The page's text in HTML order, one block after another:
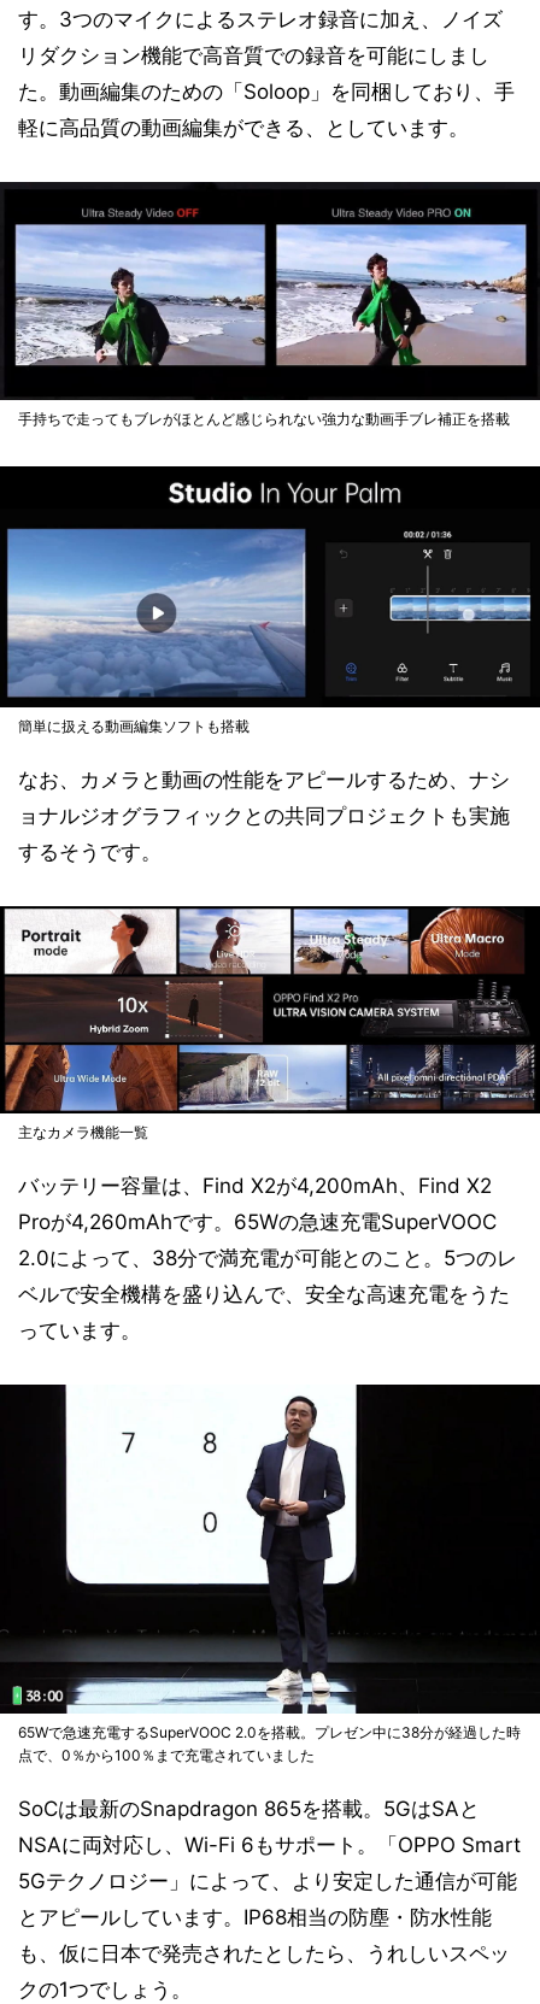
す。3つのマイクによるステレオ録音に加え、ノイズ
リダクション機能で高音質での録音を可能にしまし
た。動画編集のための「Soloop」を同梱しており、手
軽に高品質の動画編集ができる、としています。
手持ちで走ってもブレがほとんど感じられない強力な動画手ブレ補正を搭載
簡単に扱える動画編集ソフトも搭載
なお、カメラと動画の性能をアピールするため、ナシ
ョナルジオグラフィックとの共同プロジェクトも実施
するそうです。
主なカメラ機能一覧
バッテリー容量は、Find X2が4,200mAh、Find X2
Proが4,260mAhです。65Wの急速充電SuperVOOC
2.0によって、38分で満充電が可能とのこと。5つのレ
ベルで安全機構を盛り込んで、安全な高速充電をうた
っています。
65Wで急速充電するSuperVOOC 2.0を搭載。プレゼン中に38分が経過した時
点で、0％から100％まで充電されていました
SoCは最新のSnapdragon 865を搭載。5GはSAと
NSAに両対応し、Wi-Fi 6もサポート。「OPPO Smart
5Gテクノロジー」によって、より安定した通信が可能
とアピールしています。IP68相当の防塵・防水性能
も、仮に日本で発売されたとしたら、うれしいスペッ
クの1つでしょう。